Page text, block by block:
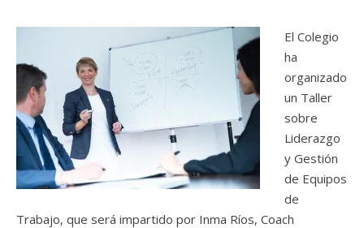
El Colegio
ha
organizado
un Taller
sobre
Liderazgo
y Gestión
de Equipos
de
Trabajo, que será impartido por Inma Ríos, Coach